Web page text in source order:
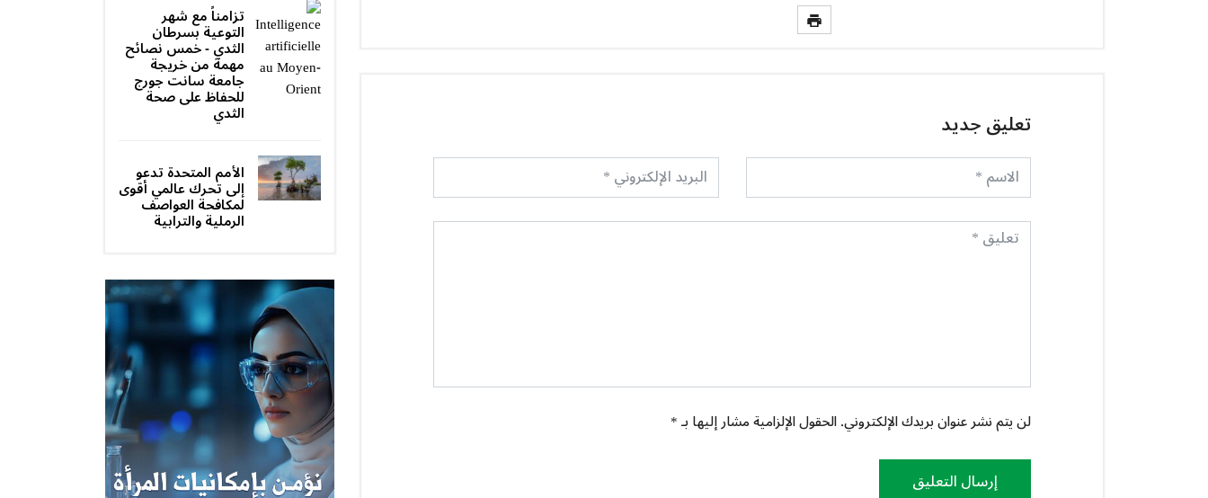
تعليق جديد
لن يتم نشر عنوان بريدك الإلكتروني. الحقول الإلزامية مشار إليها بـ *
إرسال التعليق
تزامناً مع شهر
التوعية بسرطان
الثدي - خمس نصائح
مهمة من خريجة
جامعة سانت جورج
للحفاظ على صحة
الثدي‎
الأمم المتحدة تدعو
إلى تحرك عالمي أقوى
لمكافحة العواصف
الرملية والترابية